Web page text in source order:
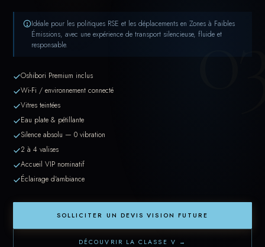
Idéale pour les politiques RSE et les déplacements en Zones à Faibles
Émissions, avec une expérience de transport silencieuse, fluide et
responsable.
Oshibori Premium inclus
Wi-Fi / environnement connecté
Vitres teintées
Eau plate & pétillante
Silence absolu — 0 vibration
2 à 4 valises
Accueil VIP nominatif
Éclairage d'ambiance
SOLLICITER UN DEVIS VISION FUTURE
DÉCOUVRIR LA CLASSE V →